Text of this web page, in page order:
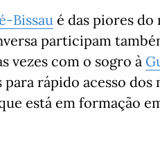
Bissau é das piores
participam
vezes com o sogro à
rápido acesso dos
está em formação